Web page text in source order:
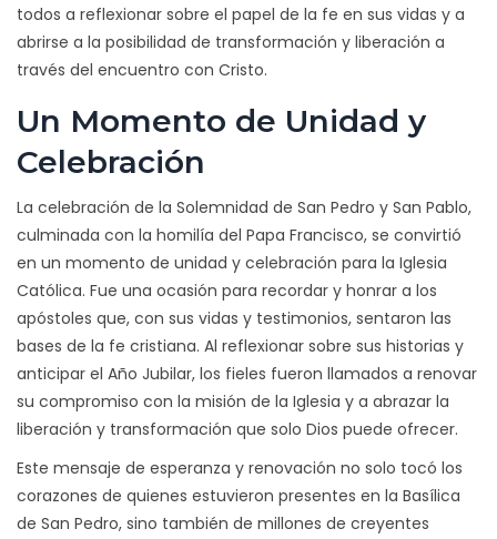
todos a reflexionar sobre el papel de la fe en sus vidas y a
abrirse a la posibilidad de transformación y liberación a
través del encuentro con Cristo.
Un Momento de Unidad y
Celebración
La celebración de la Solemnidad de San Pedro y San Pablo,
culminada con la homilía del Papa Francisco, se convirtió
en un momento de unidad y celebración para la Iglesia
Católica. Fue una ocasión para recordar y honrar a los
apóstoles que, con sus vidas y testimonios, sentaron las
bases de la fe cristiana. Al reflexionar sobre sus historias y
anticipar el Año Jubilar, los fieles fueron llamados a renovar
su compromiso con la misión de la Iglesia y a abrazar la
liberación y transformación que solo Dios puede ofrecer.
Este mensaje de esperanza y renovación no solo tocó los
corazones de quienes estuvieron presentes en la Basílica
de San Pedro, sino también de millones de creyentes